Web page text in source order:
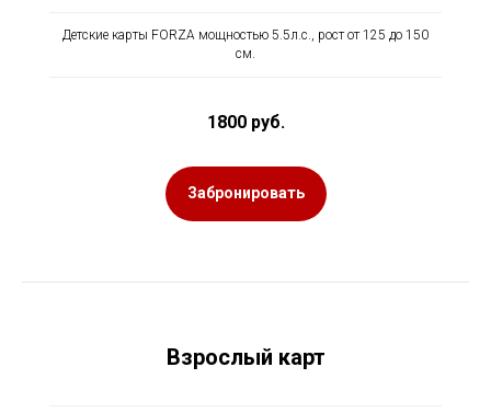
Детские карты FORZA мощностью 5.5л.с., рост от 125 до 150
см.
1800 руб.
Забронировать
Взрослый карт